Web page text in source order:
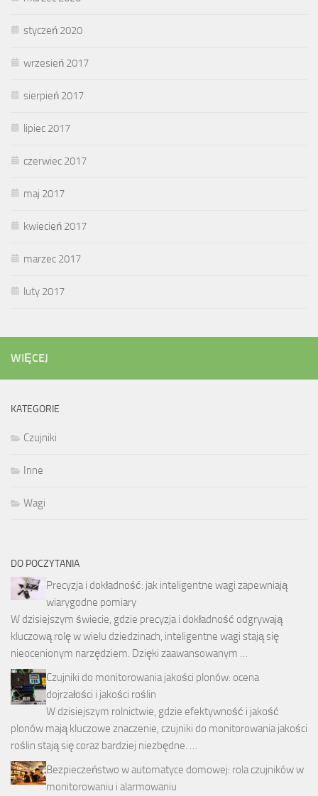
styczeń 2020
wrzesień 2017
sierpień 2017
lipiec 2017
czerwiec 2017
maj 2017
kwiecień 2017
marzec 2017
luty 2017
WIĘCEJ
KATEGORIE
Czujniki
Inne
Wagi
DO POCZYTANIA
Precyzja i dokładność: jak inteligentne wagi zapewniają
wiarygodne pomiary
W dzisiejszym świecie, gdzie precyzja i dokładność odgrywają
kluczową rolę w wielu dziedzinach, inteligentne wagi stają się
nieocenionym narzędziem. Dzięki zaawansowanym …
Czujniki do monitorowania jakości plonów: ocena
dojrzałości i jakości roślin
W dzisiejszym rolnictwie, gdzie efektywność i jakość
plonów mają kluczowe znaczenie, czujniki do monitorowania jakości
roślin stają się coraz bardziej niezbędne. …
Bezpieczeństwo w automatyce domowej: rola czujników w
monitorowaniu i alarmowaniu